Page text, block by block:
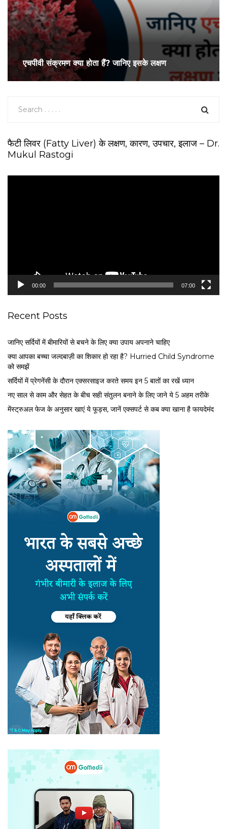
एचपीवी संक्रमण क्या होता हैं? जानिए इसके लक्षण
फैटी लिवर (Fatty Liver) के लक्षण, कारण, उपचार, इलाज – Dr.
Mukul Rastogi
00:00 07:00
Recent Posts
जानिए सर्दियों में बीमारियों से बचने के लिए क्या उपाय अपनाने चाहिए
क्या आपका बच्चा जल्दबाज़ी का शिकार हो रहा है? Hurried Child Syndrome
को समझें
सर्द‍ियों में प्रेगनेंसी के दौरान एक्सरसाइज करते समय इन 5 बातों का रखें ध्यान
नए साल से काम और सेहत के बीच सही संतुलन बनाने के लिए जाने ये 5 अहम तरीके
मेंस्ट्रुअल फेज के अनुसार खाएं ये फूड्स, जानें एक्सपर्ट से कब क्या खाना है फायदेमंद